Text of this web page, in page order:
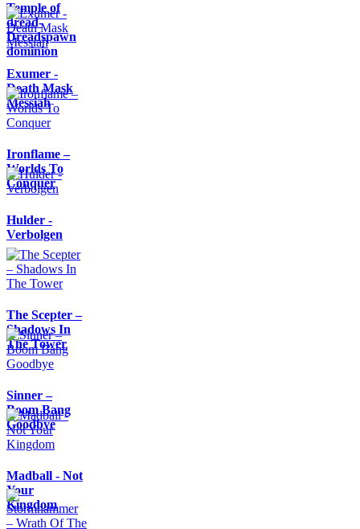
Temple of
dread-
Dreadspawn
dominion
Exumer -
Death Mask
Messiah
Ironflame –
Worlds To
Conquer
Hulder -
Verbolgen
The Scepter –
Shadows In
The Tower
Sinner –
Boom Bang
Goodbye
Madball - Not
Your
Kingdom